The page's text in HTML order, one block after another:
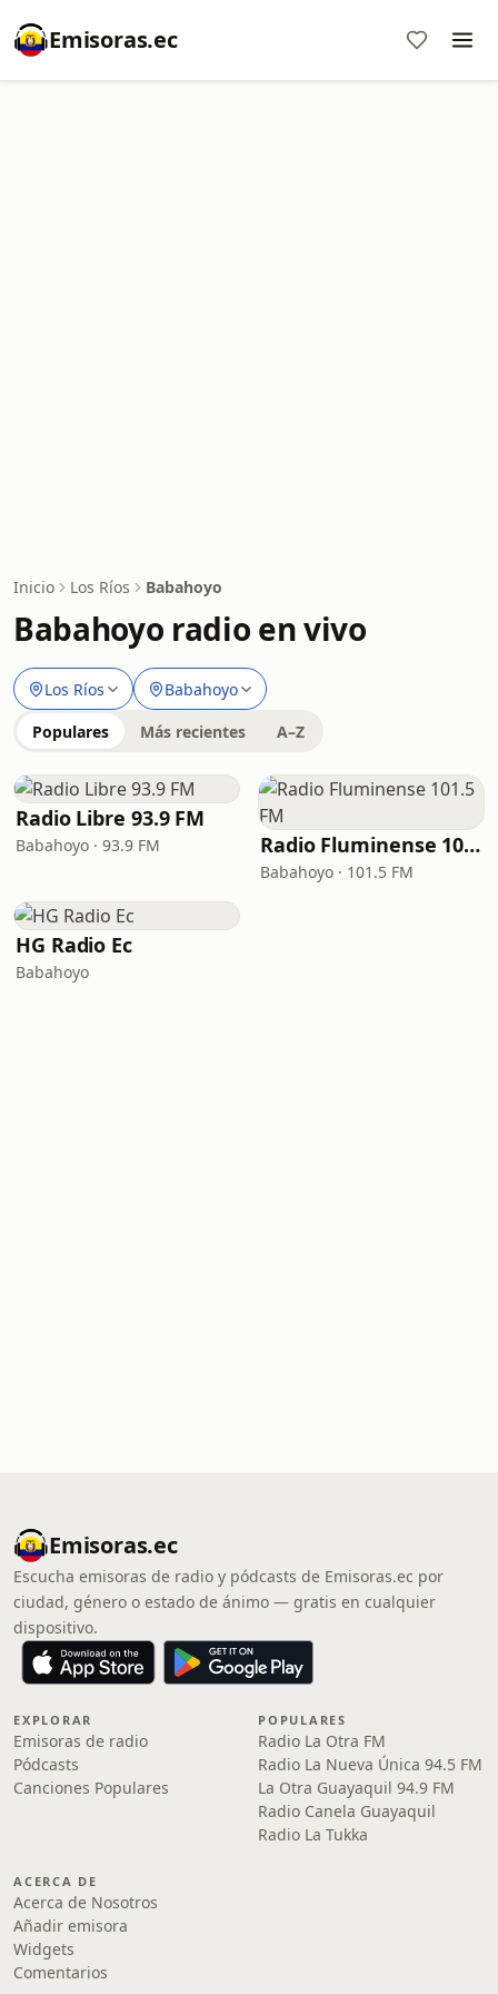
Emisoras.ec
Inicio Los Ríos Babahoyo
Babahoyo radio en vivo
Los Ríos Babahoyo
Populares Más recientes A–Z
Radio Libre 93.9 FM
Babahoyo · 93.9 FM Radio Fluminense 101.5 FM
Babahoyo · 101.5 FM
HG Radio Ec
Babahoyo
Emisoras.ec
Escucha emisoras de radio y pódcasts de Emisoras.ec por
ciudad, género o estado de ánimo — gratis en cualquier
dispositivo.
EXPLORAR
Emisoras de radio
Pódcasts
Canciones Populares
POPULARES
Radio La Otra FM
Radio La Nueva Única 94.5 FM
La Otra Guayaquil 94.9 FM
Radio Canela Guayaquil
Radio La Tukka
ACERCA DE
Acerca de Nosotros
Añadir emisora
Widgets
Comentarios